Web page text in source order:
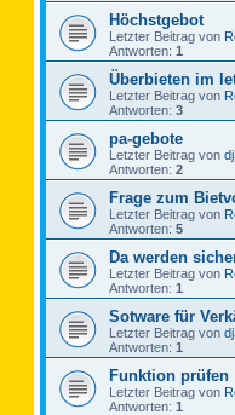
Höchstgebot
Letzter Beitrag von
Antworten: 1
Überbieten im
Letzter Beitrag von
Antworten: 3
pa-gebote
Letzter Beitrag von
Antworten: 2
Frage zum
Letzter Beitrag von
Antworten: 5
Da werden
Letzter Beitrag von
Antworten: 1
Sotware für
Letzter Beitrag von
Antworten: 1
Funktion prüfen
Letzter Beitrag von
Antworten: 1